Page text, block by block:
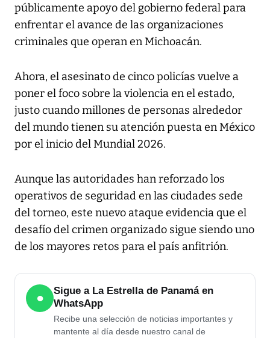
públicamente apoyo del gobierno federal para
enfrentar el avance de las organizaciones
criminales que operan en Michoacán.
Ahora, el asesinato de cinco policías vuelve a
poner el foco sobre la violencia en el estado,
justo cuando millones de personas alrededor
del mundo tienen su atención puesta en México
por el inicio del Mundial 2026.
Aunque las autoridades han reforzado los
operativos de seguridad en las ciudades sede
del torneo, este nuevo ataque evidencia que el
desafío del crimen organizado sigue siendo uno
de los mayores retos para el país anfitrión.
●
Sigue a La Estrella de Panamá en
WhatsApp
Recibe una selección de noticias importantes y
mantente al día desde nuestro canal de